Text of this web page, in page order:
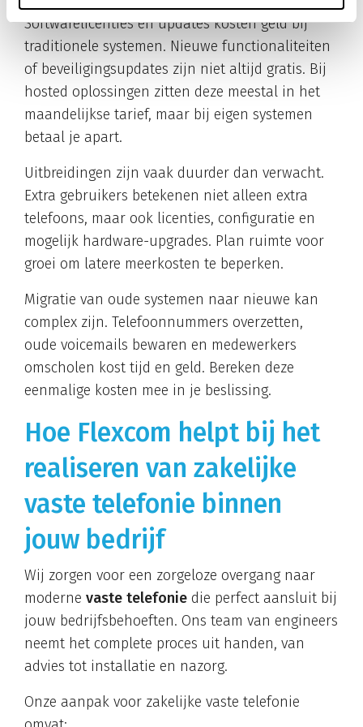
Softwarelicenties en updates kosten geld bij
traditionele systemen. Nieuwe functionaliteiten
of beveiligingsupdates zijn niet altijd gratis. Bij
hosted oplossingen zitten deze meestal in het
maandelijkse tarief, maar bij eigen systemen
betaal je apart.
Uitbreidingen zijn vaak duurder dan verwacht.
Extra gebruikers betekenen niet alleen extra
telefoons, maar ook licenties, configuratie en
mogelijk hardware-upgrades. Plan ruimte voor
groei om latere meerkosten te beperken.
Migratie van oude systemen naar nieuwe kan
complex zijn. Telefoonnummers overzetten,
oude voicemails bewaren en medewerkers
omscholen kost tijd en geld. Bereken deze
eenmalige kosten mee in je beslissing.
Hoe Flexcom helpt bij het
realiseren van zakelijke
vaste telefonie binnen
jouw bedrijf
Wij zorgen voor een zorgeloze overgang naar
moderne vaste telefonie die perfect aansluit bij
jouw bedrijfsbehoeften. Ons team van engineers
neemt het complete proces uit handen, van
advies tot installatie en nazorg.
Onze aanpak voor zakelijke vaste telefonie